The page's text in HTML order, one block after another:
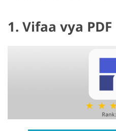
1. Vifaa vya PDF